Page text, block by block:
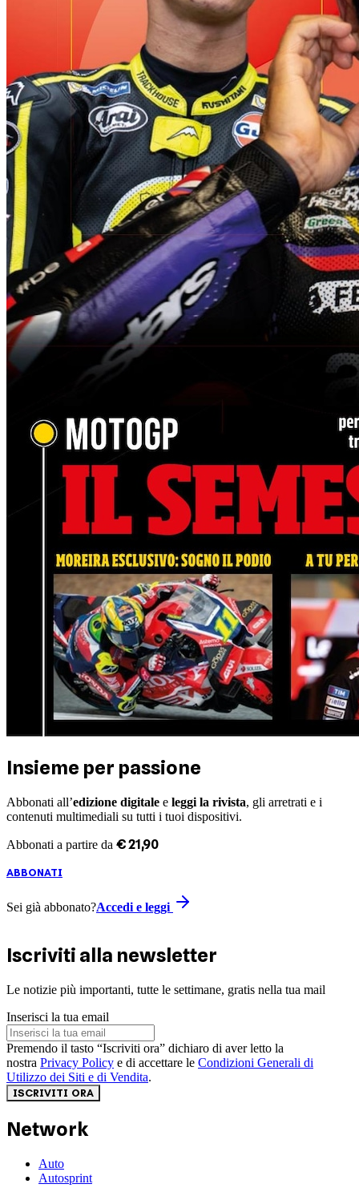
Insieme per passione
Abbonati all’edizione digitale e leggi la rivista, gli arretrati e i
contenuti multimediali su tutti i tuoi dispositivi.
Abbonati a partire da €21,90
ABBONATI
Sei già abbonato?Accedi e leggi
Iscriviti alla newsletter
Le notizie più importanti, tutte le settimane, gratis nella tua mail
Inserisci la tua email
Premendo il tasto “Iscriviti ora” dichiaro di aver letto la
nostra Privacy Policy e di accettare le Condizioni Generali di
Utilizzo dei Siti e di Vendita.
ISCRIVITI ORA
Network
Auto
Autosprint